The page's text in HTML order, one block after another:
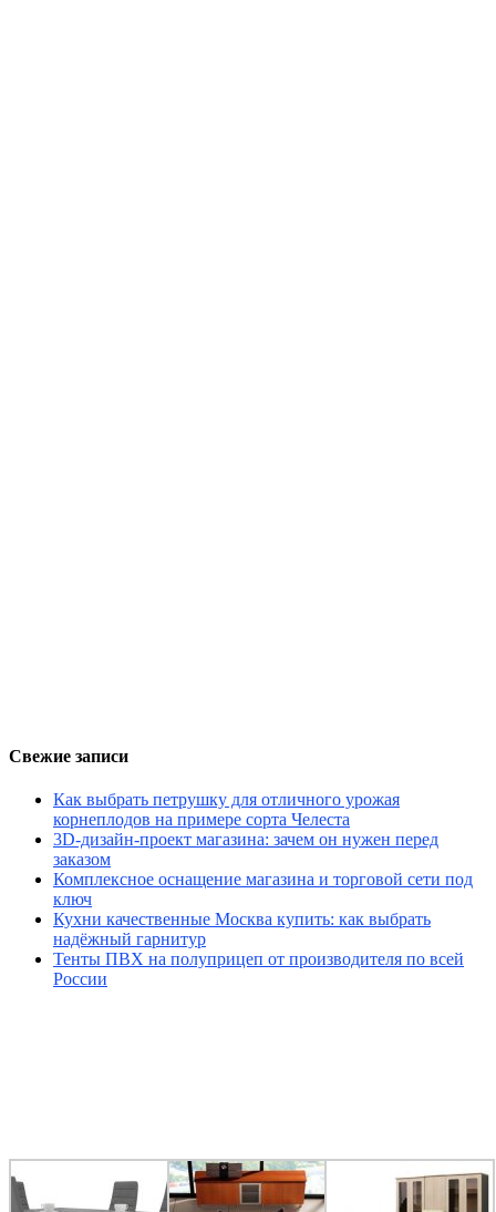
Свежие записи
Как выбрать петрушку для отличного урожая
корнеплодов на примере сорта Челеста
3D-дизайн-проект магазина: зачем он нужен перед
заказом
Комплексное оснащение магазина и торговой сети под
ключ
Кухни качественные Москва купить: как выбрать
надёжный гарнитур
Тенты ПВХ на полуприцеп от производителя по всей
России